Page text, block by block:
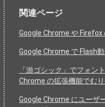
関連ページ
Google Chrome や Firefox
Google Chrome で Flash
「游ゴシック」でフォン
Chrome の拡張機能でむ
Google Chrome にユーザ